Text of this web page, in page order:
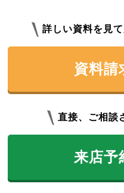
詳しい資料を見
資料請
直接、ご相談
来店予